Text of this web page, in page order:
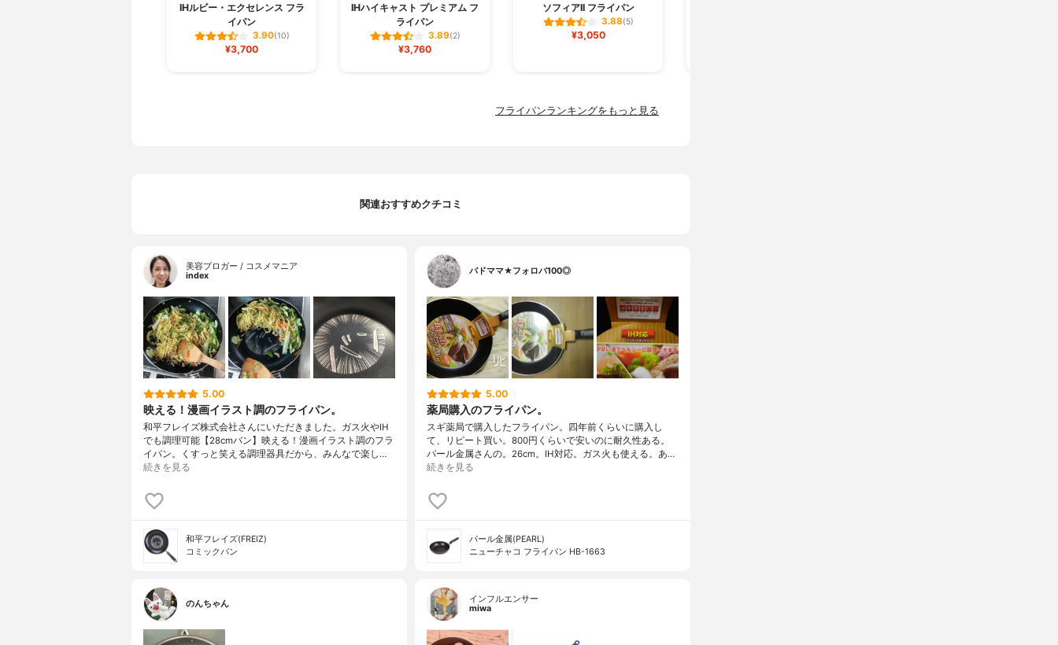
IHルビー・エクセレンス フラ
イパン
3.90(10)
¥3,700
IHハイキャスト プレミアム フ
ライパン
3.89(2)
¥3,760
ソフィアII フライパン
3.88(5)
¥3,050
フライパンランキングをもっと見る
関連おすすめクチコミ
美容ブロガー / コスメマニア
index
5.00
映える！漫画イラスト調のフライパン。
和平フレイズ株式会社さんにいただきました。ガス火やIH
でも調理可能【28cmバン】映える！漫画イラスト調のフラ
イパン。くすっと笑える調理器具だから、みんなで楽し…
続きを見る
和平フレイズ(FREIZ)
コミックパン
バドママ★フォロバ100◎
5.00
薬局購入のフライパン。
スギ薬局で購入したフライパン。四年前くらいに購入し
て、リピート買い。800円くらいで安いのに耐久性ある。
パール金属さんの。26cm。IH対応。ガス火も使える。あ…
続きを見る
パール金属(PEARL)
ニューチャコ フライパン HB-1663
のんちゃん
インフルエンサー
miwa